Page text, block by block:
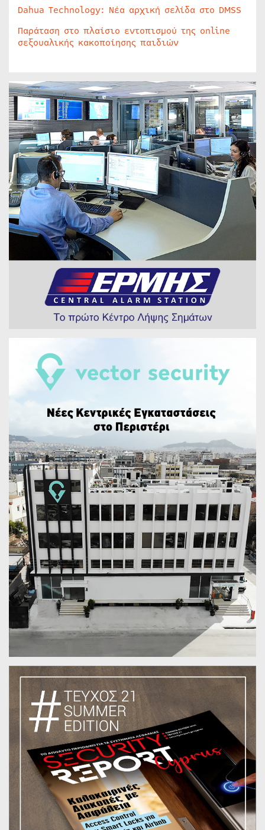
Dahua Technology: Νέα αρχική σελίδα στο DMSS
Παράταση στο πλαίσιο εντοπισμού της online
σεξουαλικής κακοποίησης παιδιών